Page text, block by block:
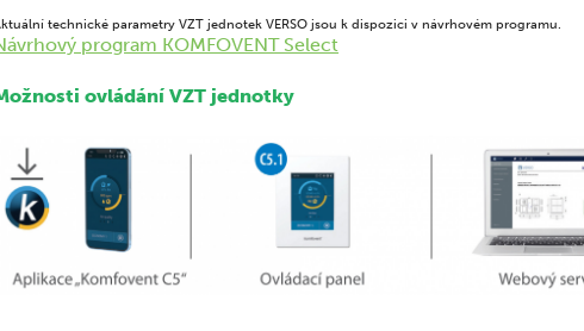
technické parametry VZT jednotek VERSO jsou k dispozici v návrhovém programu.
program KOMFOVENT Select
ovládání VZT jednotky